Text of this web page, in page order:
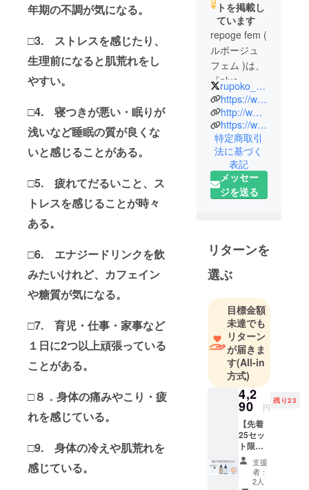
年期の不調が気になる。
□3. ストレスを感じたり、
生理前になると肌荒れをし
やすい。
□4. 寝つきが悪い・眠りが
浅いなど睡眠の質が良くな
いと感じることがある。
□5. 疲れてだるいこと、ス
トレスを感じることが時々
ある。
□6. エナジードリンクを飲
みたいけれど、カフェイン
や糖質が気になる。
□7. 育児・仕事・家事など
１日に2つ以上頑張っている
ことがある。
□８．身体の痛みやこり・疲
れを感じている。
□9. 身体の冷えや肌荒れを
感じている。
トを掲載し
ています
repoge fem (
ルポージュ
フェム )は、
『plus
eau（プリュ
スオー）』
『CLAYGE（
クレー
ジュ）』な
どの美容商
材ブランド
を有する株
にローンチ
ケアブラン
「日々忙し
い現代女性
に癒しを与
え、寄り添
うブラン
ド」をコン
セプトに
し、repoge
fem ( ルポー
ジュ フェム )
の fem は
femtech
rupoko_tada
https://www.repoge.com/
http://www.tada-beauty.co.jp/
https://www.instagram.com/repoge_official/
特定商取引
法に基づく
表記
メッセー
ジを送る
リターンを
選ぶ
目標金額
未達でも
リターン
が届きま
す(All-in
方式)
4,2
90 円
残り23
【先着
25セッ
ト限
定】
25%OF
F!!【通
支援
者：
2人